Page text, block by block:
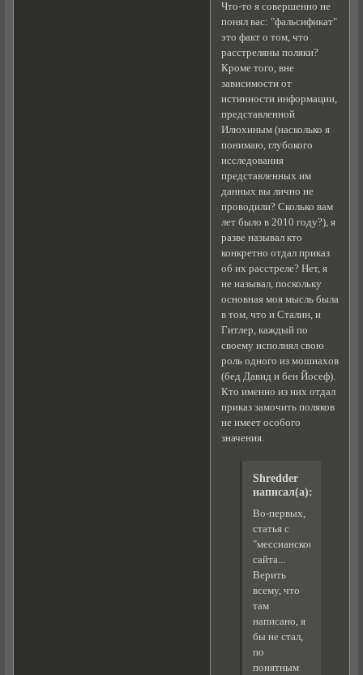
Что-то я совершенно не
понял вас: "фальсификат"
это факт о том, что
расстреляны поляки?
Кроме того, вне
зависимости от
истинности информации,
представленной
Илюхиным (насколько я
понимаю, глубокого
исследования
представленных им
данных вы лично не
проводили? Сколько вам
лет было в 2010 году?), я
разве называл кто
конкретно отдал приказ
об их расстреле? Нет, я
не называл, поскольку
основная моя мысль была
в том, что и Сталин, и
Гитлер, каждый по
своему исполнял свою
роль одного из мошиахов
(бед Давид и бен Йосеф).
Кто именно из них отдал
приказ замочить поляков
не имеет особого
значения.
Shredder
написал(а):
Во-первых,
статья с
"мессианского"
сайта...
Верить
всему, что
там
написано, я
бы не стал,
по
понятным